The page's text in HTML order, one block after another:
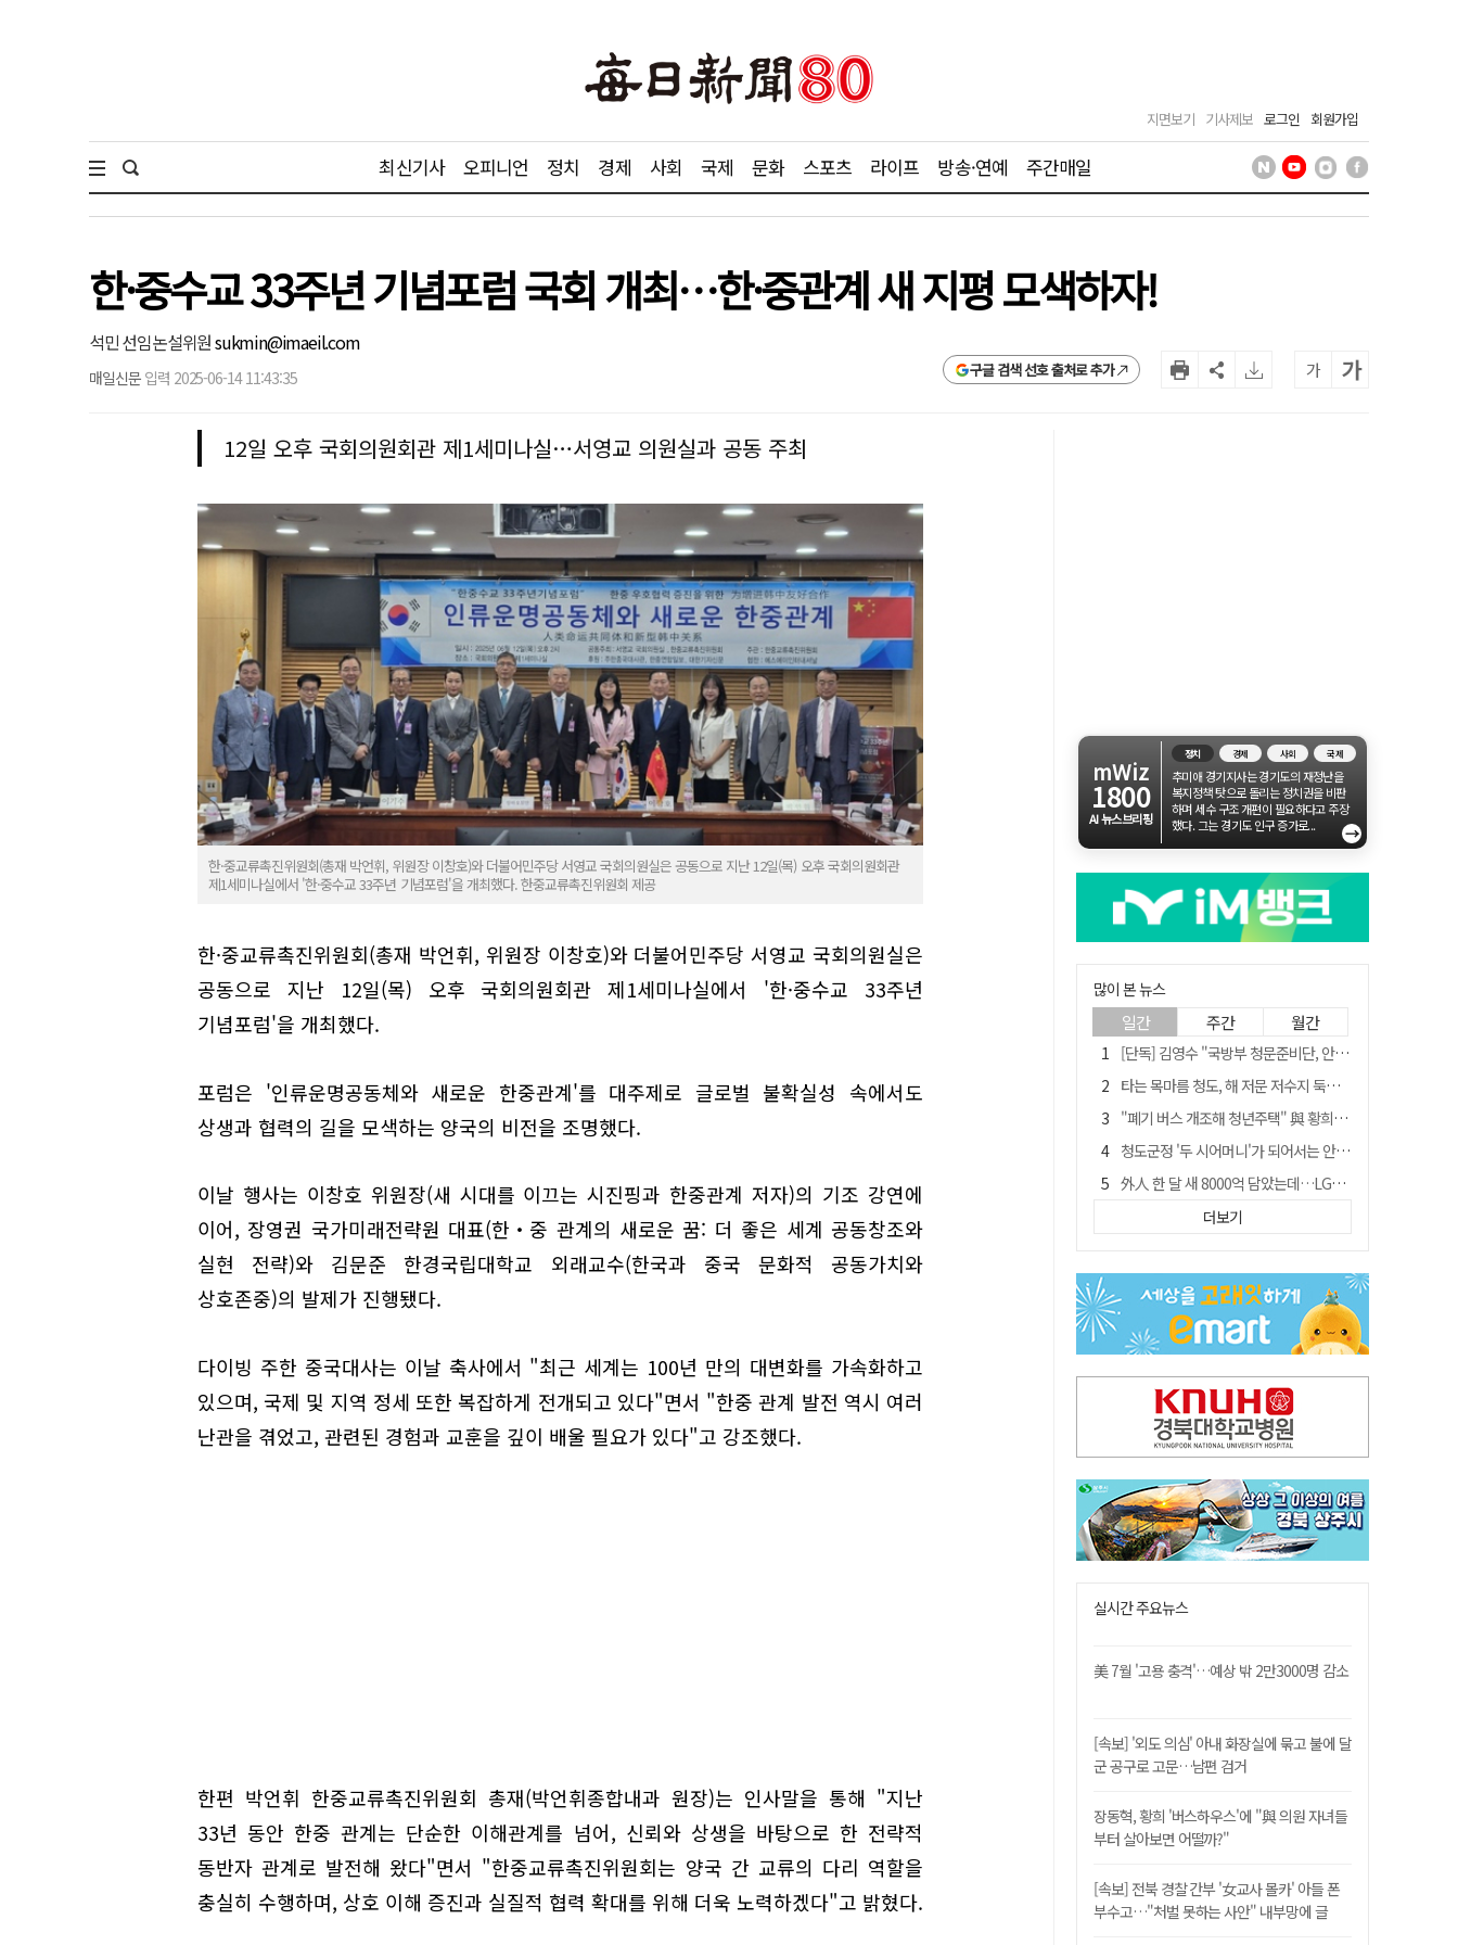
지면보기 기사제보 로그인 회원가입
최신기사 오피니언 정치 경제 사회 국제 문화 스포츠 라이프 방송·연예 주간매일
한·중수교 33주년 기념포럼 국회 개최…한·중관계 새 지평 모색하자!
석민 선임논설위원sukmin@imaeil.com
매일신문 입력 2025-06-14 11:43:35 구글 검색 선호 출처로 추가 가 가
12일 오후 국회의원회관 제1세미나실…서영교 의원실과 공동 주최
한·중교류촉진위원회(총재 박언휘, 위원장 이창호)와 더불어민주당 서영교 국회의원실은 공동으로 지난 12일(목) 오후 국회의원회관
제1세미나실에서 '한·중수교 33주년 기념포럼'을 개최했다. 한중교류촉진위원회 제공
한·중교류촉진위원회(총재 박언휘, 위원장 이창호)와 더불어민주당 서영교 국회의원실은
공동으로 지난 12일(목) 오후 국회의원회관 제1세미나실에서 '한·중수교 33주년
기념포럼'을 개최했다.
포럼은 '인류운명공동체와 새로운 한중관계'를 대주제로 글로벌 불확실성 속에서도
상생과 협력의 길을 모색하는 양국의 비전을 조명했다.
이날 행사는 이창호 위원장(새 시대를 이끄는 시진핑과 한중관계 저자)의 기조 강연에
이어, 장영권 국가미래전략원 대표(한‧중 관계의 새로운 꿈: 더 좋은 세계 공동창조와
실현 전략)와 김문준 한경국립대학교 외래교수(한국과 중국 문화적 공동가치와
상호존중)의 발제가 진행됐다.
다이빙 주한 중국대사는 이날 축사에서 "최근 세계는 100년 만의 대변화를 가속화하고
있으며, 국제 및 지역 정세 또한 복잡하게 전개되고 있다"면서 "한중 관계 발전 역시 여러
난관을 겪었고, 관련된 경험과 교훈을 깊이 배울 필요가 있다"고 강조했다.
한편 박언휘 한중교류촉진위원회 총재(박언휘종합내과 원장)는 인사말을 통해 "지난
33년 동안 한중 관계는 단순한 이해관계를 넘어, 신뢰와 상생을 바탕으로 한 전략적
동반자 관계로 발전해 왔다"면서 "한중교류촉진위원회는 양국 간 교류의 다리 역할을
충실히 수행하며, 상호 이해 증진과 실질적 협력 확대를 위해 더욱 노력하겠다"고 밝혔다.
mWiz
1800
AI 뉴스브리핑
정치 경제 사회 국제
추미애 경기지사는 경기도의 재정난을
복지정책 탓으로 돌리는 정치권을 비판
하며 세수 구조 개편이 필요하다고 주장
했다. 그는 경기도 인구 증가로...
→
많이 본 뉴스
일간 주간 월간
[단독] 김영수 "국방부 청문준비단, 안규백 탈영 알고있었다"
타는 목마름 청도, 해 저문 저수지 둑에 군수가 서 있었다
"폐기 버스 개조해 청년주택" 與 황희…'딸 학비는 年 4200만원'
청도군정 '두 시어머니'가 되어서는 안된다
外人 한 달 새 8000억 담았는데…LG이노텍 목표주가는 왜 엇갈릴까
임시휴업 들어갔던 홈플러스 영주점, 7일 영업 재개…지하 1층만 운영
SK하이닉스, 주당 375원 분기 배당 공시…"3분기 중 주주환원 방안 확정"
이의준 전 경북도 새마을봉사과장, 제28대 울릉군 부군수 취임
"상법개정해도 주주가 '봉'"…하이닉스 솔리다임 상장설에 술렁[개미와글와글]
더보기
실시간 주요뉴스
美 7월 '고용 충격'…예상 밖 2만3000명 감소
[속보] '외도 의심' 아내 화장실에 묶고 불에 달
군 공구로 고문…남편 검거
장동혁, 황희 '버스하우스'에 "與 의원 자녀들
부터 살아보면 어떨까?"
[속보] 전북 경찰 간부 '女교사 몰카' 아들 폰
부수고…"처벌 못하는 사안" 내부망에 글